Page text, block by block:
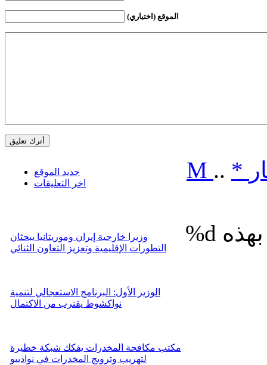
الموقع (اختياري)
جديد الموقع
اخر التعليقات
وزيرا خارجية إيران وموريتانيا يبحثان
التطورات الإقليمية وتعزيز التعاون الثنائي
الوزير الأول: البرنامج الاستعجالي لتنمية
نواكشوط يقترب من الاكتمال
مكتب مكافحة المخدرات يفكك شبكة خطيرة
لتهريب وترويج المخدرات في نواذيبو
M .. *
%d